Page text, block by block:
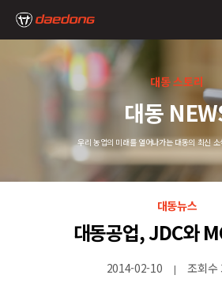
대동 스토리
대동
우리 농업의 미래를 열어나가는 대동의 최신
대동뉴스
대동공업, JDC와
2014-02-10 | 조회수